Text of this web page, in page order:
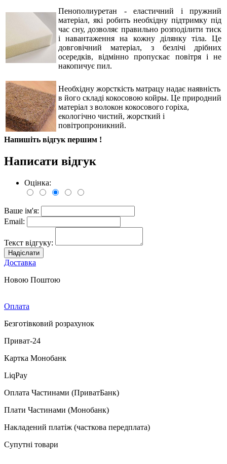
Пенополиуретан - еластичний і пружний
матеріал, які робить необхідну підтримку під
час сну, дозволяє правильно розподілити тиск
і навантаження на кожну ділянку тіла. Це
довговічний матеріал, з безлічі дрібних
осередків, відмінно пропускає повітря і не
накопичує пил.
Необхідну жорсткість матрацу надає наявність
в його складі кокосовою койры. Це природний
матеріал з волокон кокосового горіха,
екологічно чистий, жорсткий і
повітропроникний.
Напишіть відгук першим !
Написати відгук
Оцінка:
Ваше ім'я:
Email:
Текст відгуку:
Надіслати
Доставка
Новою Поштою
Оплата
Безготівковий розрахунок
Приват-24
Картка Монобанк
LiqPay
Оплата Частинами (ПриватБанк)
Плати Частинами (Монобанк)
Накладений платіж (часткова передплата)
Супутні товари